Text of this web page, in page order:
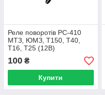
Реле поворотів РС-410
МТЗ, ЮМЗ, Т150, Т40,
Т16, Т25 (12В)
100 ₴
Купити